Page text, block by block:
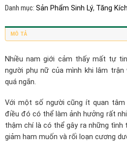
Danh mục: Sản Phẩm Sinh Lý, Tăng
MÔ TẢ
Nhiều nam giới cảm thấy mất tự
người phụ nữ của mình khi lâm trận
quá ngắn.
Với một số người cũng ít quan tâm
điều đó có thể làm ảnh hưởng rất
thậm chí là có thể gây ra những tình
giảm ham muốn và rối loạn cương